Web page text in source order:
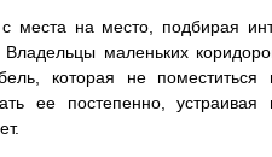
места на место, подбирая
маленьких
которая не
ее постепенно,